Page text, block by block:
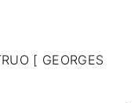
[ GEORGES